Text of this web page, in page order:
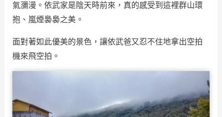
氣瀰漫。依武家是陰天時前來，真的感受到這裡群山環
抱、嵐煙裊裊之美。
面對著如此優美的景色，讓依武爸又忍不住地拿出空拍
機來飛空拍。